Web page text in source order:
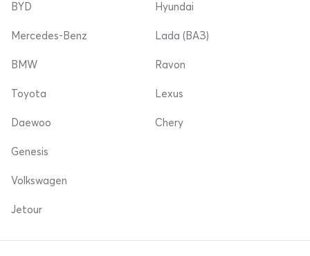
BYD
Mercedes-Benz
Hyundai
Lada (ВАЗ)
BMW
Toyota
Daewoo
Ravon
Lexus
Chery
Genesis
Volkswagen
Jetour